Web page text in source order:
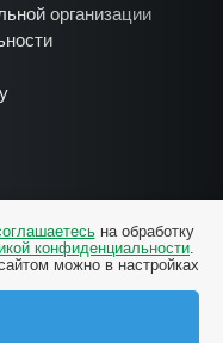
организации
на обработку
конфиденциальности.
можно в настройках